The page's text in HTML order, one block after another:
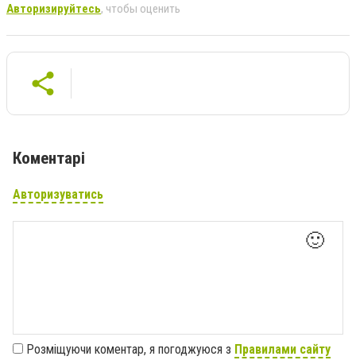
Авторизируйтесь, чтобы оценить
Коментарі
Авторизуватись
🙂
Розміщуючи коментар, я погоджуюся з Правилами сайту